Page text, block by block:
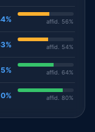
affid. 56%
affid. 54%
affid. 64%
0% affid. 80%